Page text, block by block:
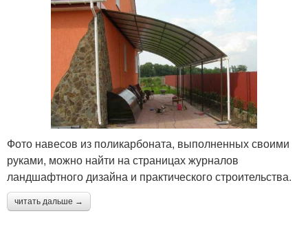
Фото навесов из поликарбоната, выполненных своими
руками, можно найти на страницах журналов
ландшафтного дизайна и практического строительства.
читать дальше →